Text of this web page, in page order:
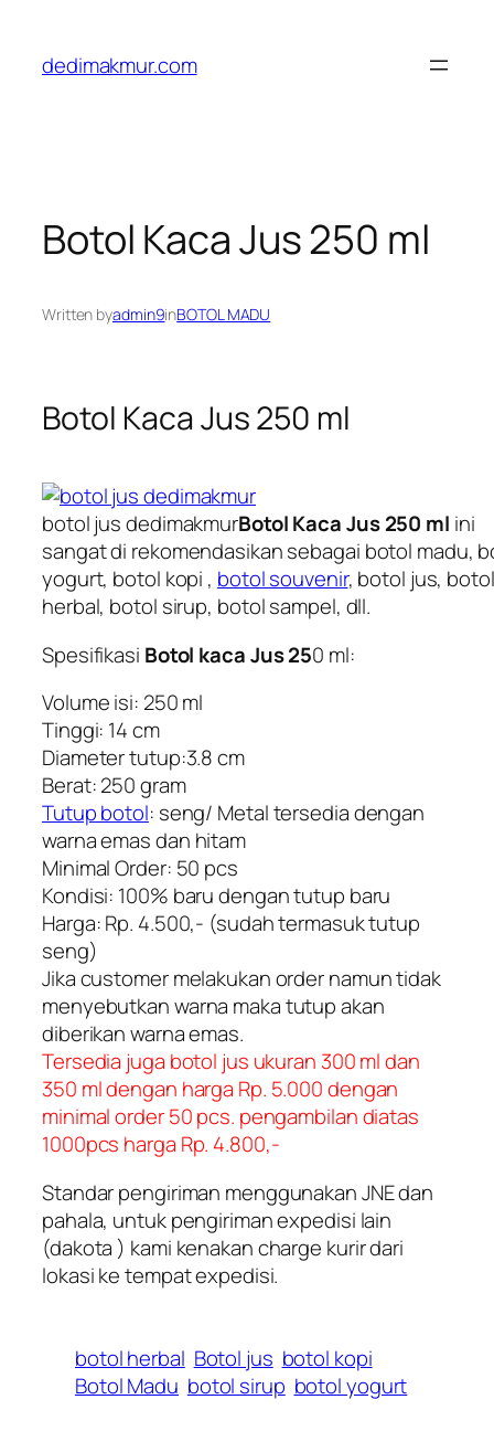
content
dedimakmur.com
Botol Kaca Jus 250 ml
Written byadmin9inBOTOL MADU
Botol Kaca Jus 250 ml
botol jus dedimakmurBotol Kaca Jus 250 ml ini
sangat di rekomendasikan sebagai botol madu,
yogurt, botol kopi , botol souvenir, botol jus, botol
herbal, botol sirup, botol sampel, dll.
Spesifikasi Botol kaca Jus 250 ml:
Volume isi: 250 ml
Tinggi: 14 cm
Diameter tutup:3.8 cm
Berat: 250 gram
Tutup botol: seng/ Metal tersedia dengan
warna emas dan hitam
Minimal Order: 50 pcs
Kondisi: 100% baru dengan tutup baru
Harga: Rp. 4.500,- (sudah termasuk tutup
seng)
Jika customer melakukan order namun tidak
menyebutkan warna maka tutup akan
diberikan warna emas.
Tersedia juga botol jus ukuran 300 ml dan
350 ml dengan harga Rp. 5.000 dengan
minimal order 50 pcs. pengambilan diatas
1000pcs harga Rp. 4.800,-
Standar pengiriman menggunakan JNE dan
pahala, untuk pengiriman expedisi lain
(dakota ) kami kenakan charge kurir dari
lokasi ke tempat expedisi.
botol herbal Botol jus botol kopi
Botol Madu botol sirup botol yogurt